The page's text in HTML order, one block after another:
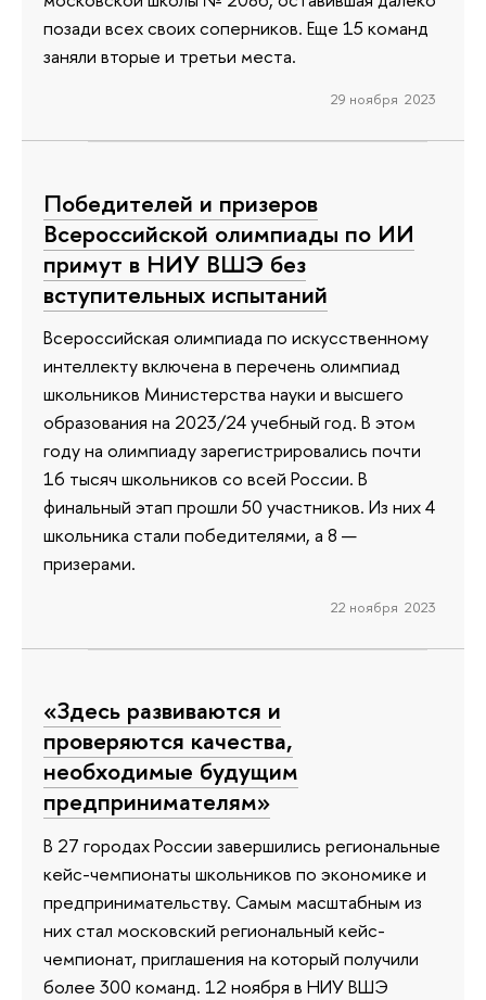
позади всех своих соперников. Еще 15 команд
заняли вторые и третьи места.
29 ноября 2023
Победителей и призеров
Всероссийской олимпиады по ИИ
примут в НИУ ВШЭ без
вступительных испытаний
Всероссийская олимпиада по искусственному
интеллекту включена в перечень олимпиад
школьников Министерства науки и высшего
образования на 2023/24 учебный год. В этом
году на олимпиаду зарегистрировались почти
16 тысяч школьников со всей России. В
финальный этап прошли 50 участников. Из них 4
школьника стали победителями, а 8 —
призерами.
22 ноября 2023
«Здесь развиваются и
проверяются качества,
необходимые будущим
предпринимателям»
В 27 городах России завершились региональные
кейс-чемпионаты школьников по экономике и
предпринимательству. Самым масштабным из
них стал московский региональный кейс-
чемпионат, приглашения на который получили
более 300 команд. 12 ноября в НИУ ВШЭ